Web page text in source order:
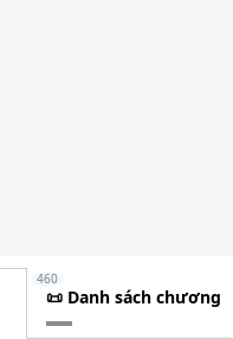
📜 Danh sách chương
460